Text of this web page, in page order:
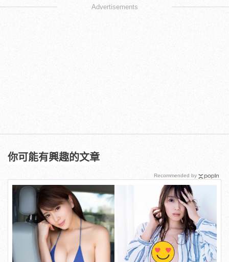
Advertisements
你可能有興趣的文章
Recommended by